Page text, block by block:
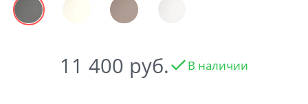
11 400 В наличии